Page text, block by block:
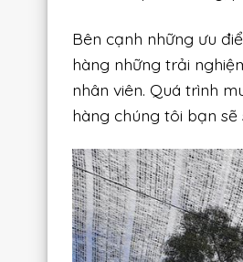
Bên cạnh những ưu
hàng những trải
nhân viên. Quá trình
hàng chúng tôi bạn